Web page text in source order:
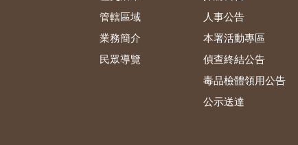
管轄區域
業務簡介
民眾導覽
人事公告
本署活動專區
偵查終結公告
毒品檢體領用公告
公示送達